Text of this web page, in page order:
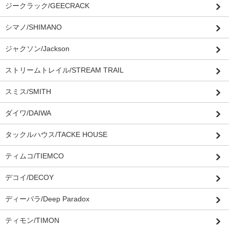
ジークラック/GEECRACK
シマノ/SHIMANO
ジャクソン/Jackson
ストリームトレイル/STREAM TRAIL
スミス/SMITH
ダイワ/DAIWA
タックルハウス/TACKE HOUSE
ティムコ/TIEMCO
デコイ/DECOY
ディーパラ/Deep Paradox
ティモン/TIMON